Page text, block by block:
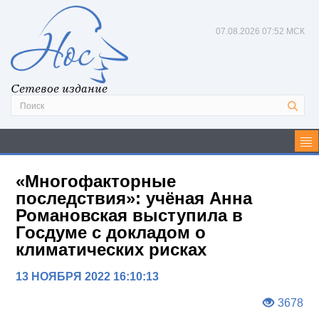
Сетевое издание
07.08.2026 07:52 МСК
«Многофакторные
последствия»: учёная Анна
Романовская выступила в
Госдуме с докладом о
климатических рисках
13 НОЯБРЯ 2022 16:10:13
3678